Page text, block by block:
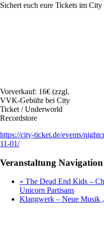
Sichert euch eure Tickets im City
Vorverkauf: 16€ (zzgl.
VVK-Gebühr bei City
Ticket / Underworld
Recordstore
https://city-ticket.de/events/
11-01/
Veranstaltung Navigation
« The Dead End Kids –
Unicorn Partisans
Klangwerk – Neue Musik